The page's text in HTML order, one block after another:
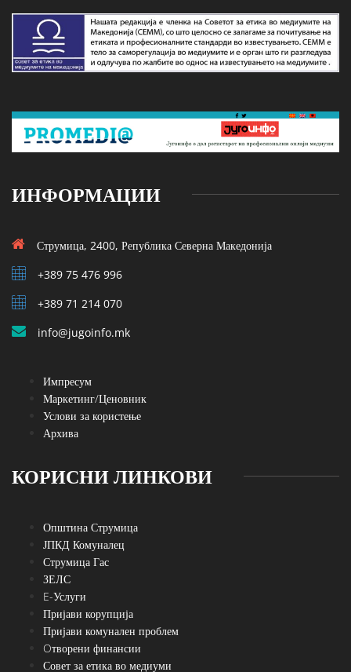
ИНФОРМАЦИИ
Струмица, 2400, Република Северна Македонија
+389 75 476 996
+389 71 214 070
info@jugoinfo.mk
Импресум
Маркетинг/Ценовник
Услови за користење
Архива
КОРИСНИ ЛИНКОВИ
Општина Струмица
ЈПКД Комуналец
Струмица Гас
ЗЕЛС
E-Услуги
Пријави корупција
Пријави комунален проблем
Oтворени финансии
Совет за етика во медиуми